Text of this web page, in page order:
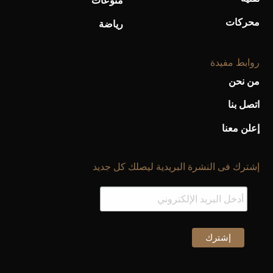
محركات رياضة
روابط مفيدة
من نحن
اتصل بنا
إعلن معنا
إشترك فى النشرة البريدية ليصلك كل جديد